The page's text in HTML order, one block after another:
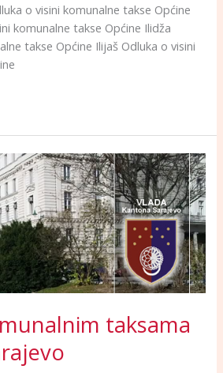
o visini komunalne takse Općine
komunalne takse Općine Ilidža
takse Općine Ilijaš Odluka o visini
taksama